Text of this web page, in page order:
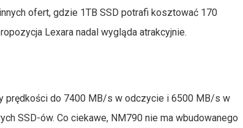
ofert, gdzie 1TB SSD potrafi kosztować 170
Lexara nadal wygląda atrakcyjnie.
prędkości do 7400 MB/s w odczycie i 6500 MB/s w
SSD-ów. Co ciekawe, NM790 nie ma wbudowanego